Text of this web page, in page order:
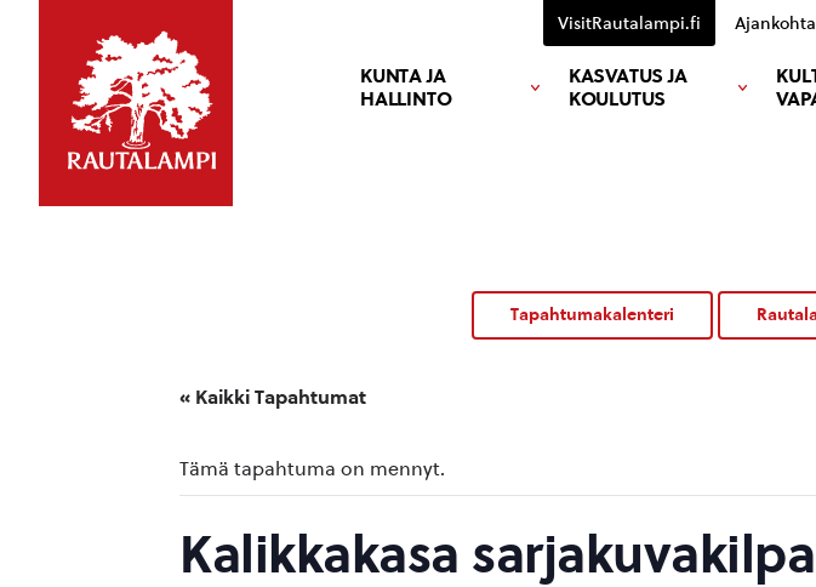
KUNTA JA
HALLINTO
KASVATUS JA
KOULUTUS
VisitRautalampi.fi
Tapahtumakalenteri
« Kaikki Tapahtumat
Tämä tapahtuma on mennyt.
Kalikkakasa